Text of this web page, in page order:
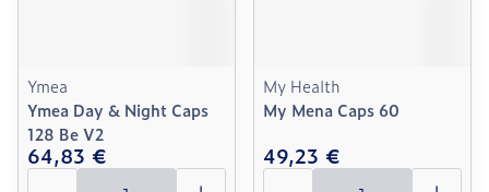
Ymea
Ymea Day & Night Caps
128 Be V2
64,83 €
Quantité
My Health
My Mena Caps 60
49,23 €
Quantité